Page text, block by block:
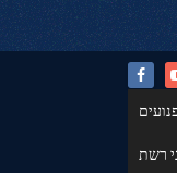
רשת